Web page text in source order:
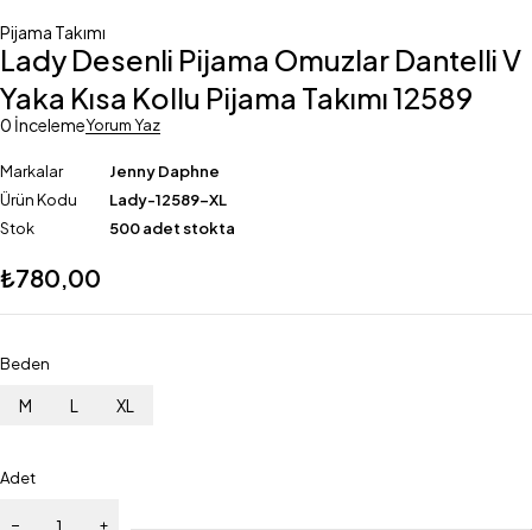
Pijama Takımı
Lady Desenli Pijama Omuzlar Dantelli V
Yaka Kısa Kollu Pijama Takımı 12589
0 İncelemeYorum Yaz
Markalar
Jenny Daphne
Ürün Kodu
Lady-12589-XL
Stok
500 adet stokta
₺780,00
Beden
M L XL
Adet